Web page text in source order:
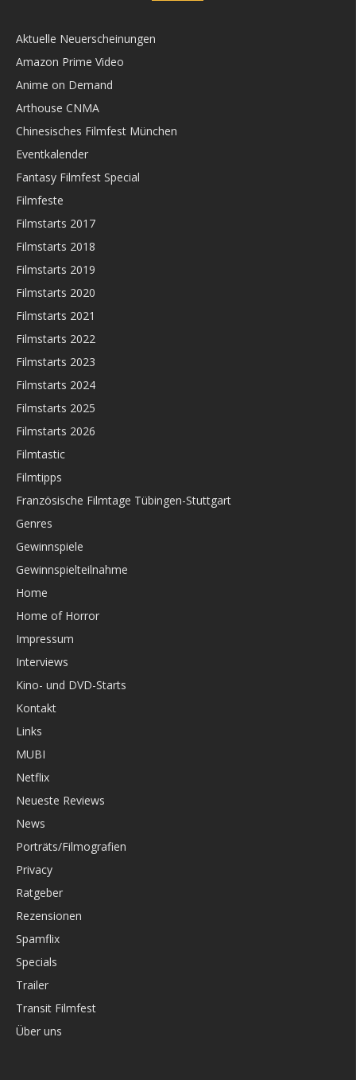
Aktuelle Neuerscheinungen
Amazon Prime Video
Anime on Demand
Arthouse CNMA
Chinesisches Filmfest München
Eventkalender
Fantasy Filmfest Special
Filmfeste
Filmstarts 2017
Filmstarts 2018
Filmstarts 2019
Filmstarts 2020
Filmstarts 2021
Filmstarts 2022
Filmstarts 2023
Filmstarts 2024
Filmstarts 2025
Filmstarts 2026
Filmtastic
Filmtipps
Französische Filmtage Tübingen-Stuttgart
Genres
Gewinnspiele
Gewinnspielteilnahme
Home
Home of Horror
Impressum
Interviews
Kino- und DVD-Starts
Kontakt
Links
MUBI
Netflix
Neueste Reviews
News
Porträts/Filmografien
Privacy
Ratgeber
Rezensionen
Spamflix
Specials
Trailer
Transit Filmfest
Über uns